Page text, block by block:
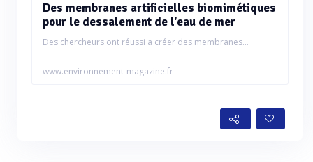
Des membranes artificielles biomimétiques
pour le dessalement de l'eau de mer
Des chercheurs ont réussi a créer des membranes...
www.environnement-magazine.fr